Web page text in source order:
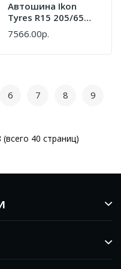
Автошина Ikon
Tyres R15 205/65
Autograph Eco 3
99H XL Лето
7566.00р.
6 7 8
9
40 страниц)